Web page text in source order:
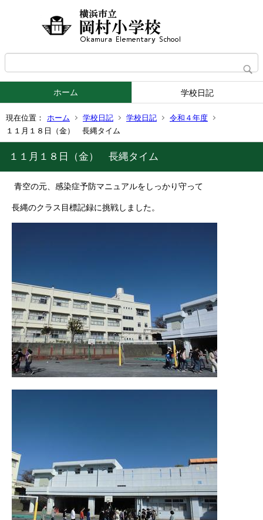
ホーム 学校日記
現在位置： ホーム 学校日記 学校日記
令和４年度
１１月１８日（金） 長縄タイム
１１月１８日（金） 長縄タイム
青空の元、感染症予防マニュアルをしっかり守って
長縄のクラス目標記録に挑戦しました。